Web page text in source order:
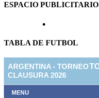
ESPACIO PUBLICITARIO
TABLA DE FUTBOL